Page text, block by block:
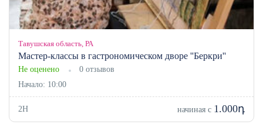
Тавушская область, РА
Мастер-классы в гастрономическом дворе ''Беркри''
Не оценено
0 отзывов
Начало: 10:00
2H начиная с 1.000դ